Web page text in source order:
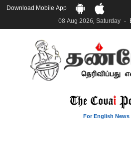
Download Mobile App
08 Aug 2026, Saturday
For English News